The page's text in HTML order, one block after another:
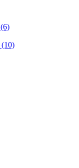
(6)
(10)